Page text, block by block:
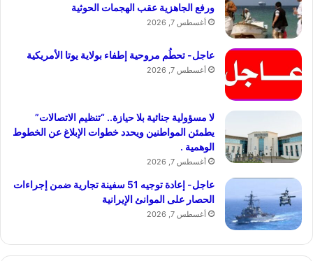
ورفع الجاهزية عقب الهجمات الحوثية
أغسطس 7, 2026
عاجل- تحطُم مروحية إطفاء بولاية يوتا الأمريكية
أغسطس 7, 2026
لا مسؤولية جنائية بلا حيازة.. “تنظيم الاتصالات”
يطمئن المواطنين ويحدد خطوات الإبلاغ عن الخطوط
الوهمية .
أغسطس 7, 2026
عاجل- إعادة توجيه 51 سفينة تجارية ضمن إجراءات
الحصار على الموانئ الإيرانية
أغسطس 7, 2026